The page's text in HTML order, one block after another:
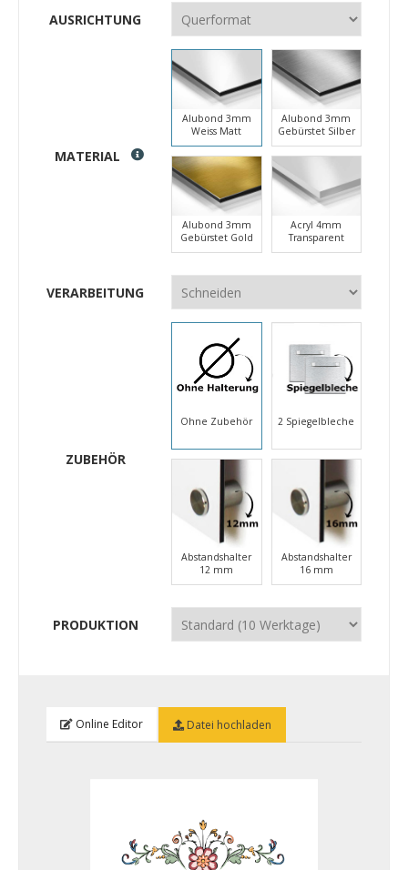
AUSRICHTUNG
MATERIAL
Alubond 3mm
Weiss Matt
Alubond 3mm
Gebürstet Silber
Alubond 3mm
Gebürstet Gold
Acryl 4mm
Transparent
VERARBEITUNG
ZUBEHÖR
Ohne Zubehör 2 Spiegelbleche
Abstandshalter
12 mm
Abstandshalter
16 mm
PRODUKTION
Online Editor Datei hochladen